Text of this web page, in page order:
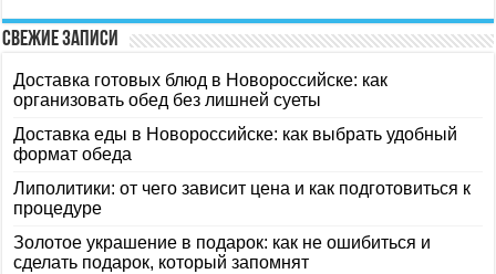
Свежие записи
Доставка готовых блюд в Новороссийске: как
организовать обед без лишней суеты
Доставка еды в Новороссийске: как выбрать удобный
формат обеда
Липолитики: от чего зависит цена и как подготовиться к
процедуре
Золотое украшение в подарок: как не ошибиться и
сделать подарок, который запомнят